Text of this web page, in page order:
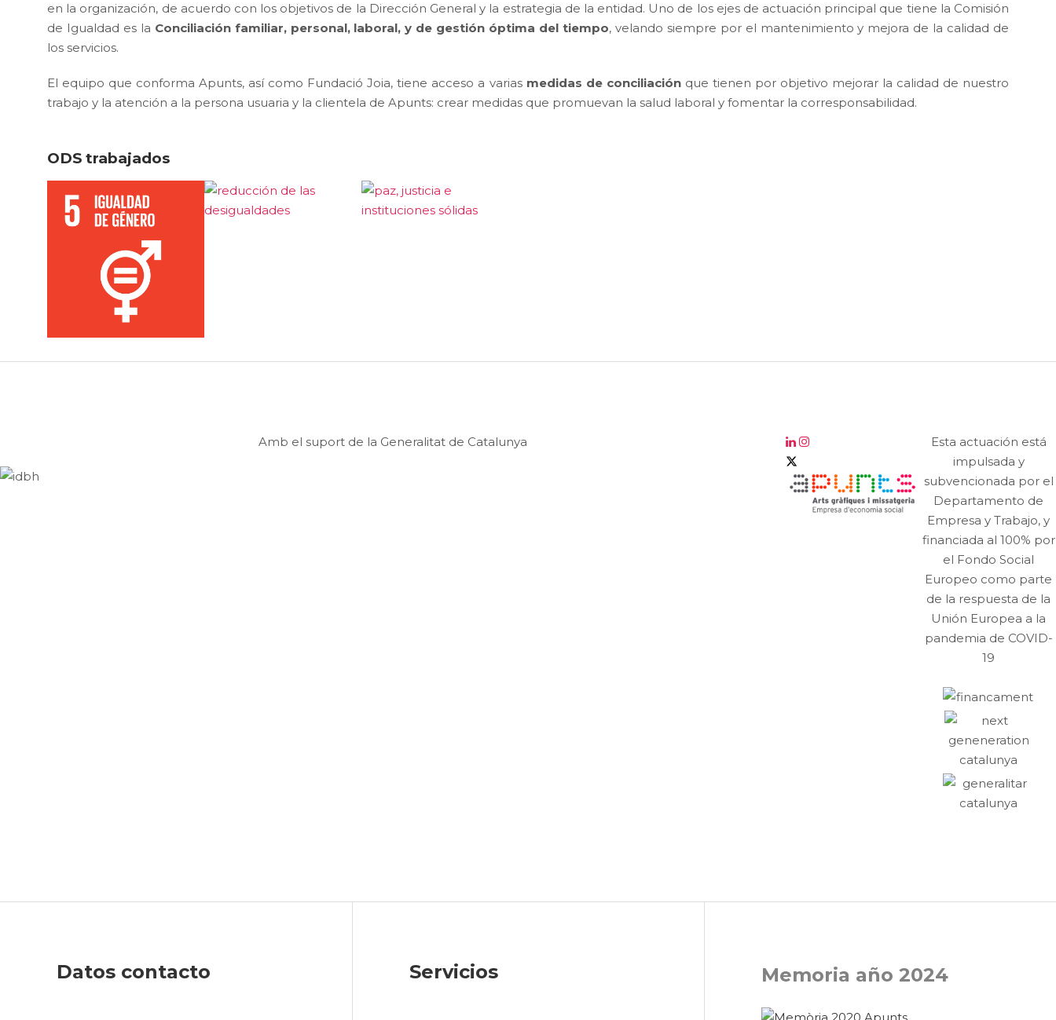
en la organización, de acuerdo con los objetivos de la Dirección General y la estrategia de la entidad. Uno de los ejes de actuación principal que tiene la Comisión
de Igualdad es la Conciliación familiar, personal, laboral, y de gestión óptima del tiempo, velando siempre por el mantenimiento y mejora de la calidad de
los servicios.
El equipo que conforma Apunts, así como Fundació Joia, tiene acceso a varias medidas de conciliaciónque tienen por objetivo mejorar la calidad de nuestro
trabajo y la atención a la persona usuaria y la clientela de Apunts: crear medidas que promuevan la salud laboral y fomentar la corresponsabilidad.
ODS trabajados
Amb el suport de la Generalitat de Catalunya
Esta actuación está
impulsada y
subvencionada por el
Departamento de
Empresa y Trabajo, y
financiada al 100% por
el Fondo Social
Europeo como parte
de la respuesta de la
Unión Europea a la
pandemia de COVID-
19
Datos contacto Servicios Memoria año 2024